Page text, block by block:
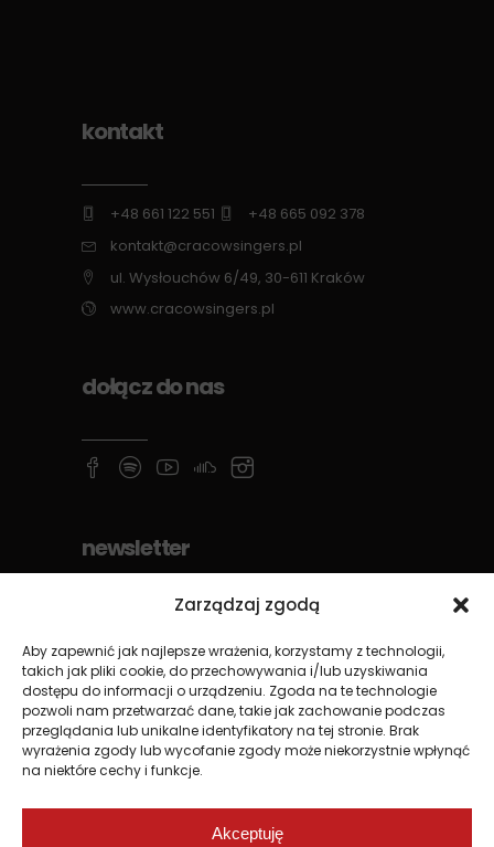
Zarządzaj zgodą
Aby zapewnić jak najlepsze wrażenia, korzystamy z technologii,
takich jak pliki cookie, do przechowywania i/lub uzyskiwania
dostępu do informacji o urządzeniu. Zgoda na te technologie
pozwoli nam przetwarzać dane, takie jak zachowanie podczas
przeglądania lub unikalne identyfikatory na tej stronie. Brak
wyrażenia zgody lub wycofanie zgody może niekorzystnie wpłynąć
na niektóre cechy i funkcje.
Akceptuję
kontakt
+48 661 122 551
+48 665 092 378
kontakt@cracowsingers.pl
ul. Wysłouchów 6/49, 30-611 Kraków
www.cracowsingers.pl
dołącz do nas
newsletter